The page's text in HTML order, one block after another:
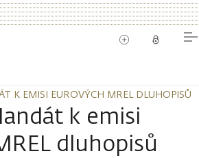
K EMISI EUROVÝCH MREL DLUHOPISŮ
K EMISI EUROVÝCH MREL DLUHOPISŮ
k emisi
dluhopisů